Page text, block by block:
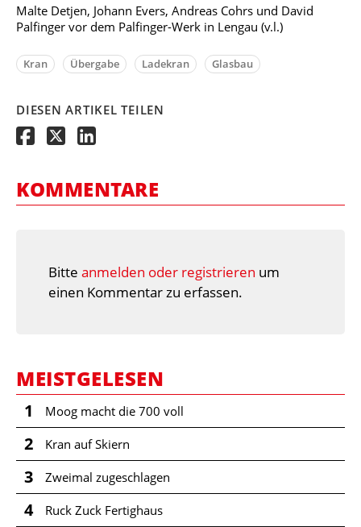
Malte Detjen, Johann Evers, Andreas Cohrs und David
Palfinger vor dem Palfinger-Werk in Lengau (v.l.)
Kran Übergabe Ladekran Glasbau
DIESEN ARTIKEL TEILEN
KOMMENTARE
Bitte anmelden oder registrieren um
einen Kommentar zu erfassen.
MEISTGELESEN
1 Moog macht die 700 voll
2 Kran auf Skiern
3 Zweimal zugeschlagen
4 Ruck Zuck Fertighaus